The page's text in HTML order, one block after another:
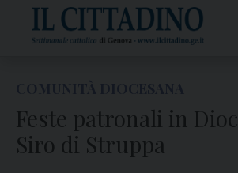
content
Feste patronali in
Siro di Struppa